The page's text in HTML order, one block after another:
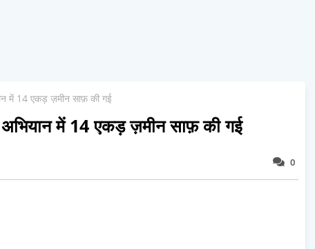
में 14 एकड़ ज़मीन साफ़ की गई
में 14 एकड़ ज़मीन साफ़ की गई
0